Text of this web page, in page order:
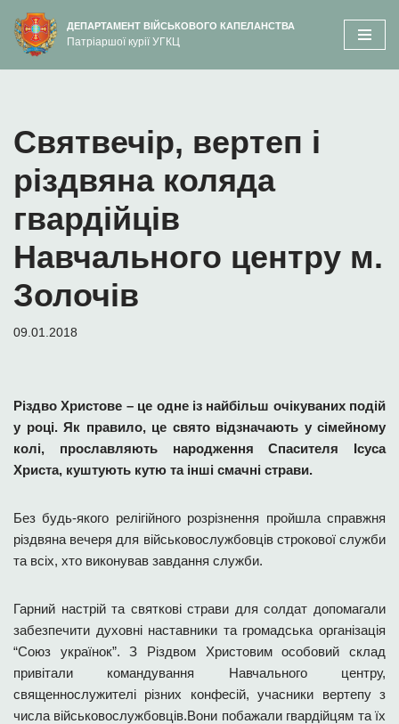
вмісту
Перейти
до
ДЕПАРТАМЕНТ ВІЙСЬКОВОГО КАПЕЛАНСТВА
Патріаршої курії УГКЦ
Святвечір, вертеп і
різдвяна коляда
гвардійців
Навчального центру м.
Золочів
09.01.2018
Різдво Христове – це одне із найбільш очікуваних подій
у році. Як правило, це свято відзначають у сімейному
колі, прославляють народження Спасителя Ісуса
Христа, куштують кутю та інші смачні страви.
Без будь-якого релігійного розрізнення пройшла справжня
різдвяна вечеря для військовослужбовців строкової служби
та всіх, хто виконував завдання служби.
Гарний настрій та святкові страви для солдат допомагали
забезпечити духовні наставники та громадська організація
“Союз українок”. З Різдвом Христовим особовий склад
привітали командування Навчального центру,
священнослужителі різних конфесій, учасники вертепу з
числа військовослужбовців.Вони побажали гвардійцям та їх